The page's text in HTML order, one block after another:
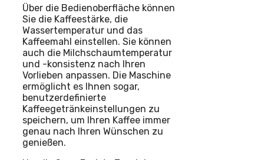
Über die Bedienoberfläche können
Sie die Kaffeestärke, die
Wassertemperatur und das
Kaffeemahl einstellen. Sie können
auch die Milchschaumtemperatur
und -konsistenz nach Ihren
Vorlieben anpassen. Die Maschine
ermöglicht es Ihnen sogar,
benutzerdefinierte
Kaffeegetränkeinstellungen zu
speichern, um Ihren Kaffee immer
genau nach Ihren Wünschen zu
genießen.